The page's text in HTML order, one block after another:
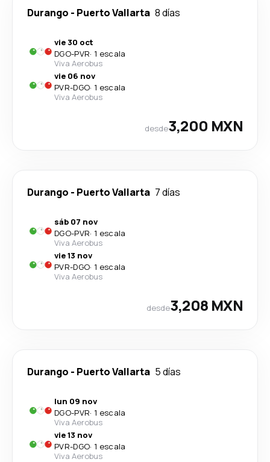
Durango - Puerto Vallarta 8 días
vie 30 oct
DGO-PVR· 1 escala
Viva Aerobus
vie 06 nov
PVR-DGO· 1 escala
Viva Aerobus
desde3,200 MXN
Durango - Puerto Vallarta 7 días
sáb 07 nov
DGO-PVR· 1 escala
Viva Aerobus
vie 13 nov
PVR-DGO· 1 escala
Viva Aerobus
desde3,208 MXN
Durango - Puerto Vallarta 5 días
lun 09 nov
DGO-PVR· 1 escala
Viva Aerobus
vie 13 nov
PVR-DGO· 1 escala
Viva Aerobus